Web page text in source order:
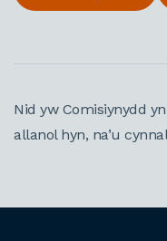
Nid yw Comisiynydd
allanol hyn, na’u